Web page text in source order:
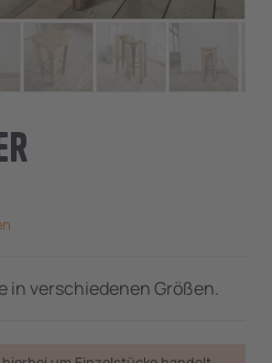
in verschiedenen Größen.